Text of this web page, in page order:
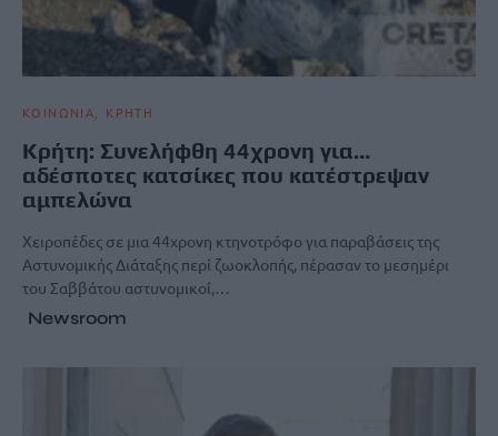
ΚΟΙΝΩΝΙΑ ΚΡΗΤΗ
Κρήτη: Συνελήφθη 44χρονη για…
αδέσποτες κατσίκες που κατέστρεψαν
αμπελώνα
Χειροπέδες σε μια 44χρονη κτηνοτρόφο για παραβάσεις της
Αστυνομικής Διάταξης περί ζωοκλοπής, πέρασαν το μεσημέρι
του Σαββάτου αστυνομικοί,…
Newsroom